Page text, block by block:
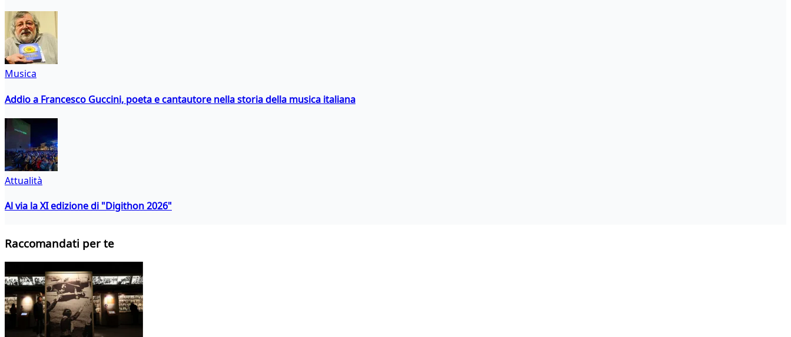
Musica
Addio a Francesco Guccini, poeta e cantautore nella storia della musica italiana
Attualità
Al via la XI edizione di "Digithon 2026"
Raccomandati per te